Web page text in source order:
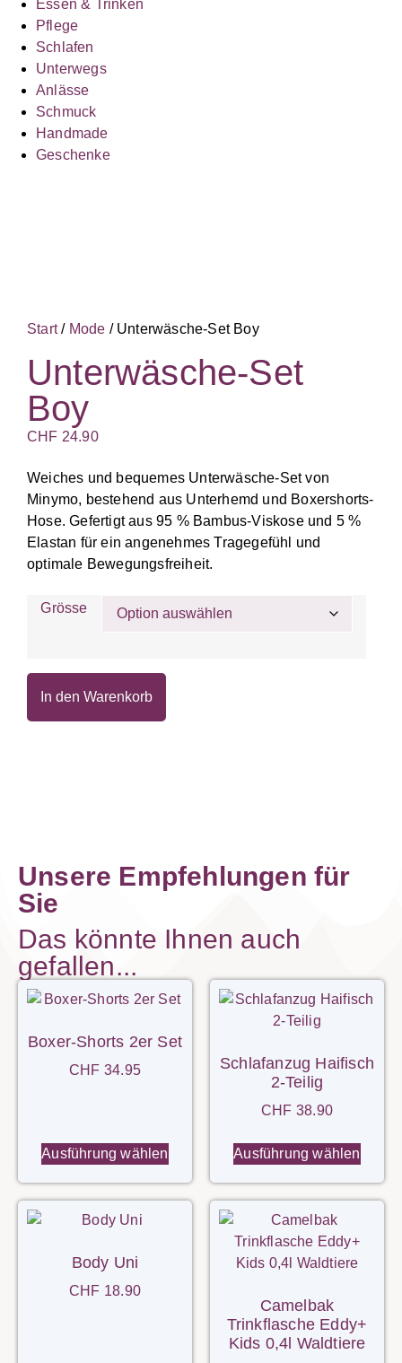
Essen & Trinken
Pflege
Schlafen
Unterwegs
Anlässe
Schmuck
Handmade
Geschenke
Start/ Mode / Unterwäsche-Set Boy
Unterwäsche-Set
Boy
CHF 24.90
Weiches und bequemes Unterwäsche-Set von
Minymo, bestehend aus Unterhemd und Boxershorts-
Hose. Gefertigt aus 95 % Bambus-Viskose und 5 %
Elastan für ein angenehmes Tragegefühl und
optimale Bewegungsfreiheit.
Grösse
In den Warenkorb
Unsere Empfehlungen für
Sie
Das könnte Ihnen auch
gefallen...
Boxer-Shorts 2er Set
CHF 34.95
Ausführung wählen
Schlafanzug Haifisch
2-Teilig
CHF 38.90
Ausführung wählen
Body Uni
CHF 18.90
Camelbak
Trinkflasche Eddy+
Kids 0,4l Waldtiere